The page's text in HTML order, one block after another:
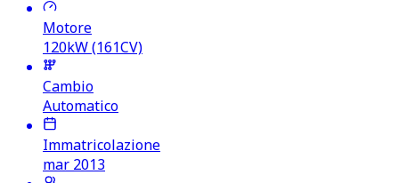
Motore
120kW (161CV)
Cambio
Automatico
Immatricolazione
mar 2013